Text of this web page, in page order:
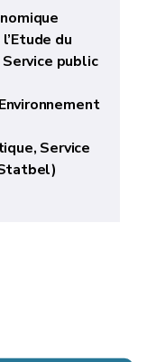
du
public
Service